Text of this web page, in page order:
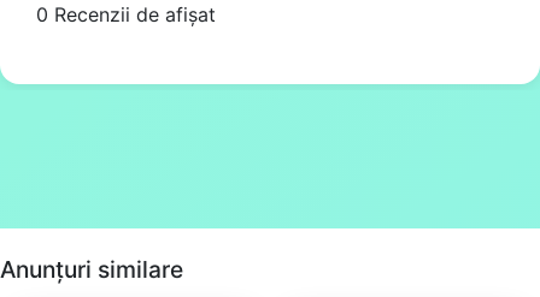
0 Recenzii de afișat
Anunțuri similare